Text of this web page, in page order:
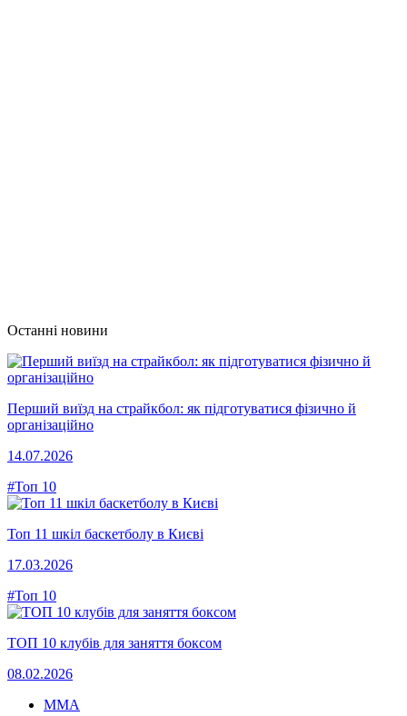
Останні новини
Перший виїзд на страйкбол: як підготуватися фізично й
організаційно
14.07.2026
#Топ 10
Топ 11 шкіл баскетболу в Києві
17.03.2026
#Топ 10
ТОП 10 клубів для заняття боксом
08.02.2026
MMA